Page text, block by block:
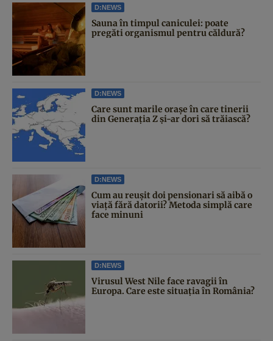
D:NEWS
Sauna în timpul caniculei: poate
pregăti organismul pentru căldură?
D:NEWS
Care sunt marile orașe în care tinerii
din Generația Z și-ar dori să trăiască?
D:NEWS
Cum au reușit doi pensionari să aibă o
viață fără datorii? Metoda simplă care
face minuni
D:NEWS
Virusul West Nile face ravagii în
Europa. Care este situația în România?